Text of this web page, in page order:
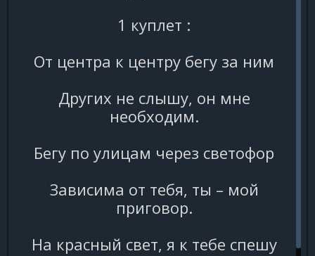
1 куплет :
От центра к центру бегу за ним
Других не слышу, он мне
необходим.
Бегу по улицам через светофор
Зависима от тебя, ты – мой
приговор.
На красный свет, я к тебе спешу